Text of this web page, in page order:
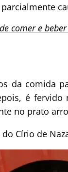
comer e
da comida
é
no prato
Círio de